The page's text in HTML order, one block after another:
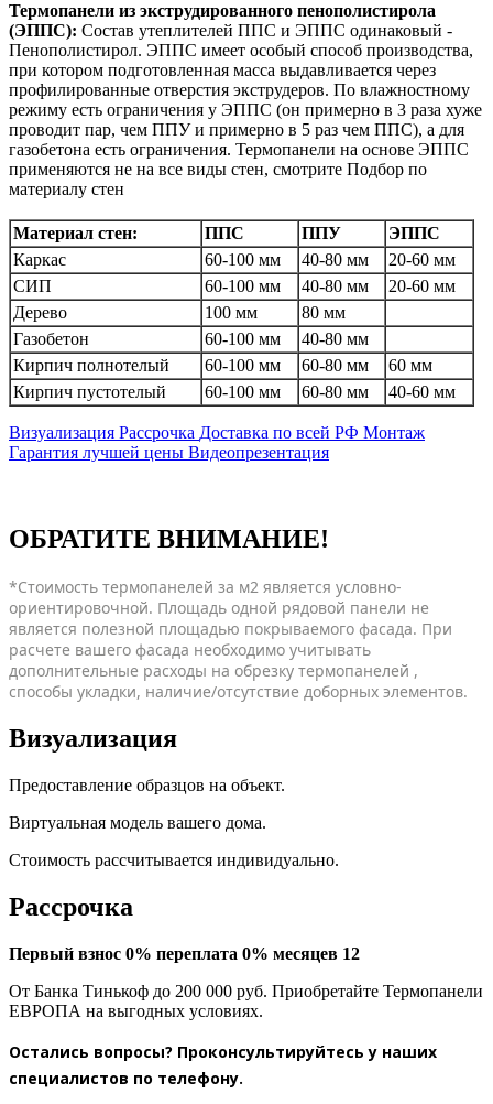
Термопанели из экструдированного пенополистирола
(ЭППС): Состав утеплителей ППС и ЭППС одинаковый -
Пенополистирол. ЭППС имеет особый способ производства,
при котором подготовленная масса выдавливается через
профилированные отверстия экструдеров. По влажностному
режиму есть ограничения у ЭППС (он примерно в 3 раза хуже
проводит пар, чем ППУ и примерно в 5 раз чем ППС), а для
газобетона есть ограничения. Термопанели на основе ЭППС
применяются не на все виды стен, смотрите Подбор по
материалу стен
Материал стен: ППС ППУ
ЭППС
Каркас
60-100 мм 40-80 мм
20-60 мм
СИП
60-100 мм 40-80 мм
20-60 мм
Дерево
100 мм
80 мм
Газобетон
60-100 мм
40-80 мм
Кирпич полнотелый
60-100 мм 60-80 мм
60 мм
Кирпич пустотелый
60-100 мм 60-80 мм 40-60 мм
Визуализация Рассрочка Доставка по всей РФ Монтаж
Гарантия лучшей цены Видеопрезентация
ОБРАТИТЕ ВНИМАНИЕ!
*Стоимость термопанелей за м2 является условно-
ориентировочной. Площадь одной рядовой панели не
является полезной площадью покрываемого фасада. При
расчете вашего фасада необходимо учитывать
дополнительные расходы на обрезку термопанелей ,
способы укладки, наличие/отсутствие доборных элементов.
Визуализация
Предоставление образцов на объект.
Виртуальная модель вашего дома.
Стоимость рассчитывается индивидуально.
Рассрочка
Первый взнос 0% переплата 0% месяцев 12
От Банка Тинькоф до 200 000 руб. Приобретайте Термопанели
ЕВРОПА на выгодных условиях.
Остались вопросы? Проконсультируйтесь у наших
специалистов по телефону.